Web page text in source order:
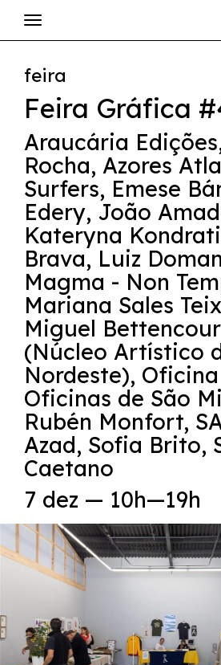
feira
Feira Gráfica
Araucária Edições
Rocha, Azores
Surfers, Emese
Edery, João
Kateryna
Brava, Luiz
Magma - Non
Mariana Sales
Miguel
(Núcleo Artístico
Nordeste),
Oficinas de São
Rubén Monfort,
Azad, Sofia Brito,
Caetano
7 dez — 10h—19h